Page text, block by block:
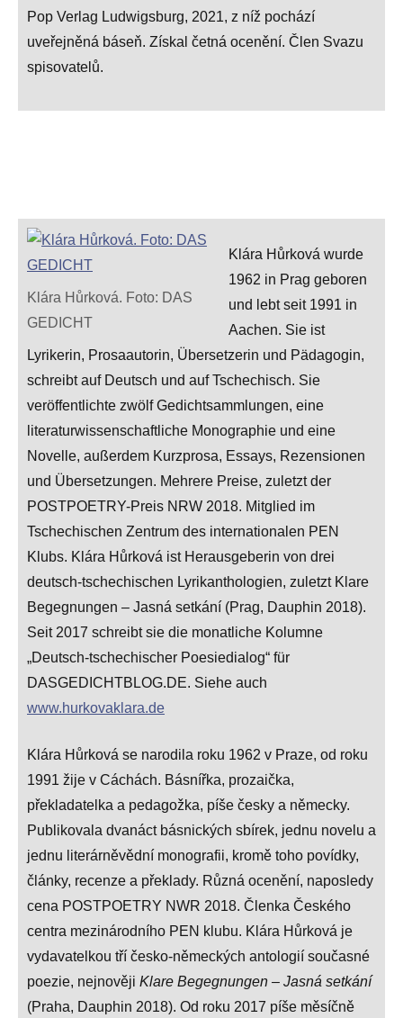
Pop Verlag Ludwigsburg, 2021, z níž pochází
uveřejněná báseň. Získal četná ocenění. Člen Svazu
spisovatelů.
Klára Hůrková. Foto: DAS
GEDICHT
Klára Hůrková wurde
1962 in Prag geboren
und lebt seit 1991 in
Aachen. Sie ist
Lyrikerin, Prosaautorin, Übersetzerin und Pädagogin,
schreibt auf Deutsch und auf Tschechisch. Sie
veröffentlichte zwölf Gedichtsammlungen, eine
literaturwissenschaftliche Monographie und eine
Novelle, außerdem Kurzprosa, Essays, Rezensionen
und Übersetzungen. Mehrere Preise, zuletzt der
POSTPOETRY-Preis NRW 2018. Mitglied im
Tschechischen Zentrum des internationalen PEN
Klubs. Klára Hůrková ist Herausgeberin von drei
deutsch-tschechischen Lyrikanthologien, zuletzt Klare
Begegnungen – Jasná setkání (Prag, Dauphin 2018).
Seit 2017 schreibt sie die monatliche Kolumne
„Deutsch-tschechischer Poesiedialog“ für
DASGEDICHTBLOG.DE. Siehe auch
www.hurkovaklara.de
Klára Hůrková se narodila roku 1962 v Praze, od roku
1991 žije v Cáchách. Básnířka, prozaička,
překladatelka a pedagožka, píše česky a německy.
Publikovala dvanáct básnických sbírek, jednu novelu a
jednu literárněvědní monografii, kromě toho povídky,
články, recenze a překlady. Různá ocenění, naposledy
cena POSTPOETRY NWR 2018. Členka Českého
centra mezinárodního PEN klubu. Klára Hůrková je
vydavatelkou tří česko-německých antologií současné
poezie, nejnověji Klare Begegnungen – Jasná setkání
(Praha, Dauphin 2018). Od roku 2017 píše měsíčně